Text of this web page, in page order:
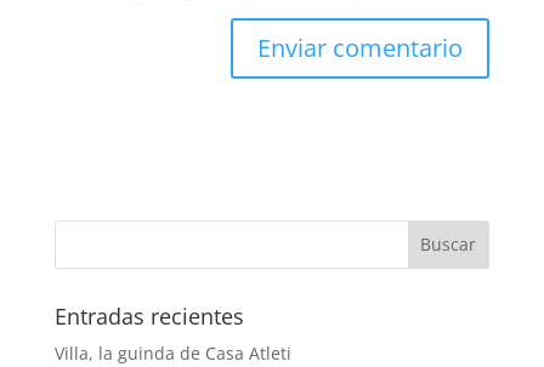
Entradas recientes
Villa, la guinda de Casa Atleti